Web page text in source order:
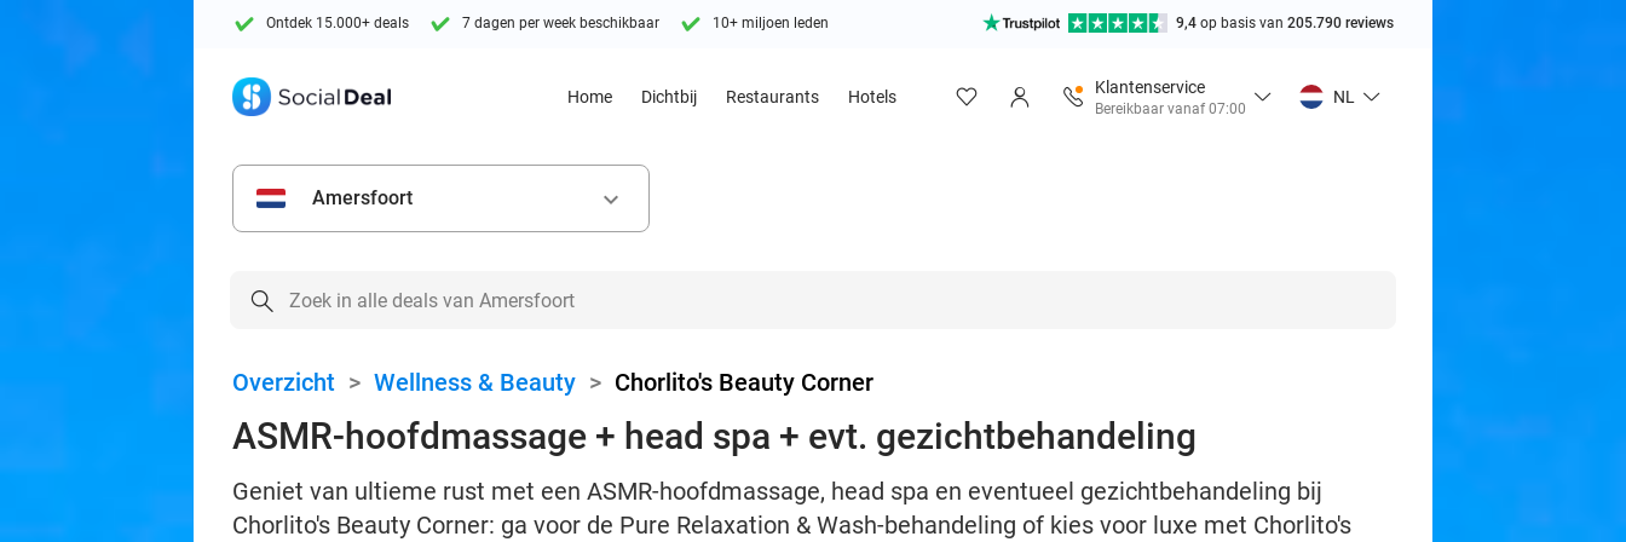
Ontdek 15.000+ deals 7 dagen per week beschikbaar 10+ miljoen leden 9,4 op basis van 205.790 reviews
Home Dichtbij Restaurants Hotels
Klantenservice
Bereikbaar vanaf 07:00
NL
Amersfoort keyboard_arrow_down
Overzicht > Wellness & Beauty > Chorlito's Beauty Corner
ASMR-hoofdmassage + head spa + evt. gezichtbehandeling
Geniet van ultieme rust met een ASMR-hoofdmassage, head spa en eventueel gezichtbehandeling bij
Chorlito's Beauty Corner: ga voor de Pure Relaxation & Wash-behandeling of kies voor luxe met Chorlito's